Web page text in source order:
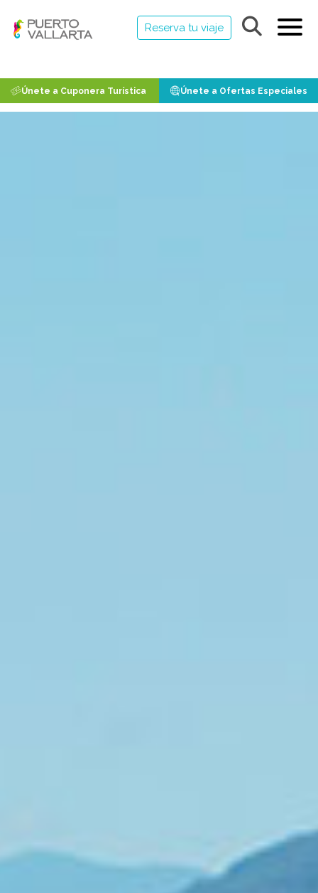
Reserva tu viaje
Únete a Cuponera Turística Únete a Ofertas Especiales